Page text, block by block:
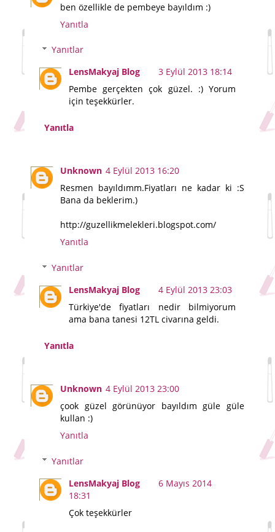
ben özellikle de pembeye bayıldım :)
Yanıtla
Yanıtlar
LensMakyaj Blog
3 Eylül 2013 18:14
Pembe gerçekten çok güzel. :) Yorum
için teşekkürler.
Yanıtla
Unknown 4 Eylül 2013 16:20
Resmen bayıldımm.Fiyatları ne kadar ki :S
Bana da beklerim.)
http://guzellikmelekleri.blogspot.com/
Yanıtla
Yanıtlar
LensMakyaj Blog
4 Eylül 2013 23:03
Türkiye'de fiyatları nedir bilmiyorum
ama bana tanesi 12TL civarına geldi.
Yanıtla
Unknown 4 Eylül 2013 23:00
çook güzel görünüyor bayıldım güle güle
kullan :)
Yanıtla
Yanıtlar
LensMakyaj Blog
6 Mayıs 2014
18:31
Çok teşekkürler